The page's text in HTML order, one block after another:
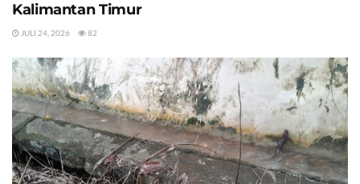
Kalimantan Timur
JULI 24, 2026 82